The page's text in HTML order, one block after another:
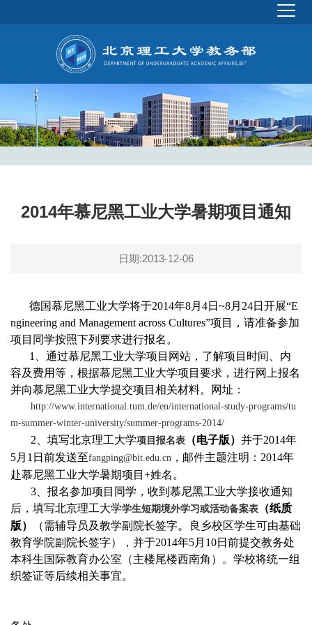
2014年慕尼黑工业大学暑期项目通知
日期:2013-12-06
德国慕尼黑工业大学将于2014年8月4日~8月24日开展“E
ngineering and Management across Cultures”项目，请准备参加
项目同学按照下列要求进行报名。
1、通过慕尼黑工业大学项目网站，了解项目时间、内
容及费用等，根据慕尼黑工业大学项目要求，进行网上报名
并向慕尼黑工业大学提交项目相关材料。网址：
http://www.international.tum.de/en/international-study-programs/tu
m-summer-winter-university/summer-programs-2014/
2、填写北京理工大学项目报名表 （电子版） 并于2014年
5月1日前发送至fangping@bit.edu.cn ，邮件主题注明：2014年
赴慕尼黑工业大学暑期项目+姓名。
3、报名参加项目同学，收到慕尼黑工业大学接收通知
后，填写北京理工大学学生短期境外学习或活动备案表 （纸质
版）
（需辅导员及教学副院长签字。
良乡校区学生可由基础
教育学院副院长签字），并于2014年5月10日前提交教务处
本科生国际教育办公室（主楼尾楼西南角）。学校将统一组
织签证等后续相关事宜。